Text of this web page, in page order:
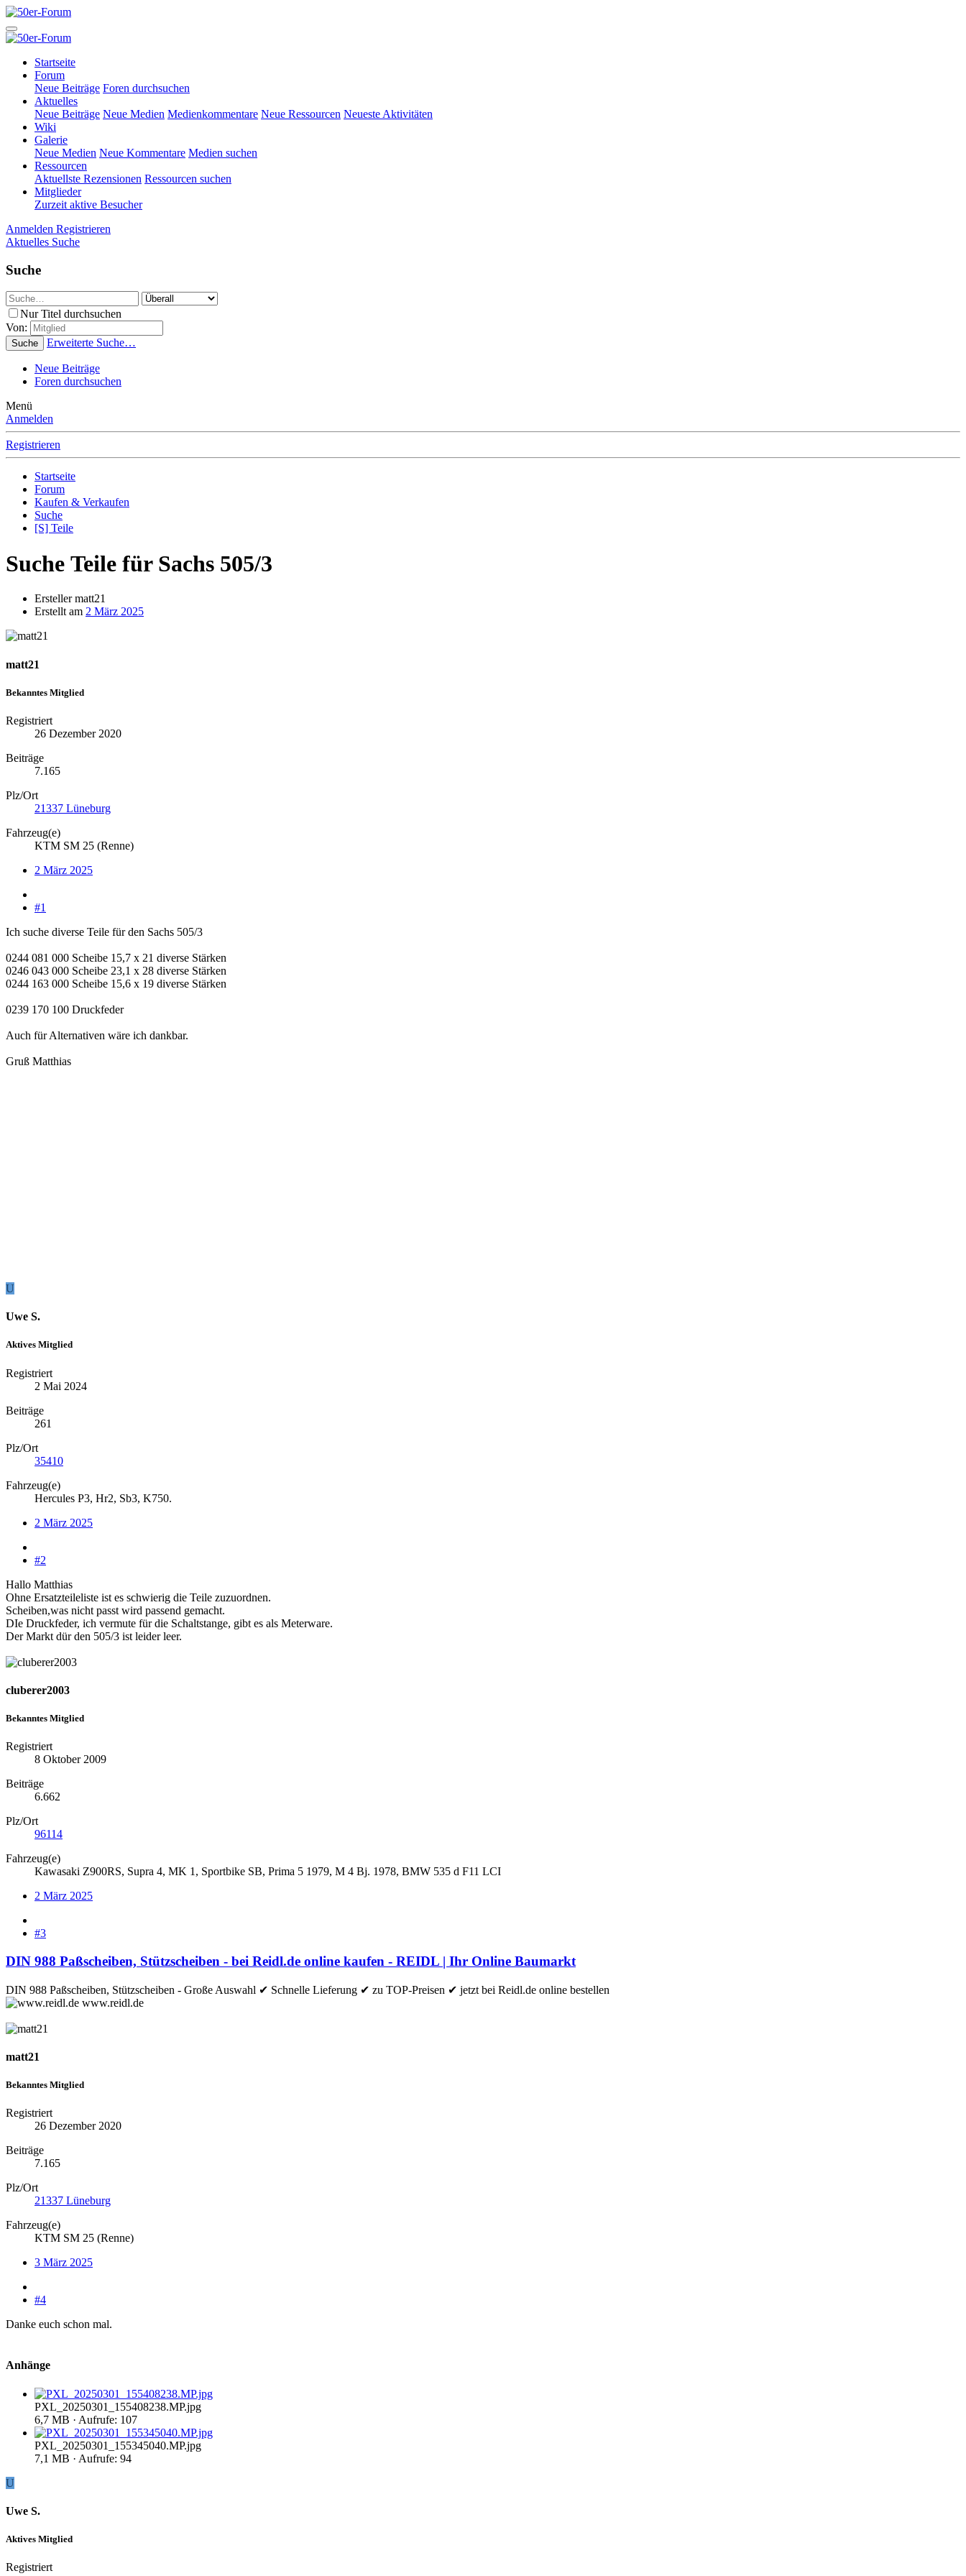
Startseite
Forum
Neue Beiträge Foren durchsuchen
Aktuelles
Neue Beiträge Neue Medien Medienkommentare Neue Ressourcen Neueste Aktivitäten
Wiki
Galerie
Neue Medien Neue Kommentare Medien suchen
Ressourcen
Aktuellste Rezensionen Ressourcen suchen
Mitglieder
Zurzeit aktive Besucher
Anmelden Registrieren
Aktuelles Suche
Suche
Nur Titel durchsuchen
Von:
Suche Erweiterte Suche…
Neue Beiträge
Foren durchsuchen
Menü
Anmelden
Registrieren
Startseite
Forum
Kaufen & Verkaufen
Suche
[S] Teile
Suche Teile für Sachs 505/3
Erstellermatt21
Erstellt am 2 März 2025
matt21
Bekanntes Mitglied
Registriert
26 Dezember 2020
Beiträge
7.165
Plz/Ort
21337 Lüneburg
Fahrzeug(e)
KTM SM 25 (Renne)
2 März 2025
#1
Ich suche diverse Teile für den Sachs 505/3
0244 081 000 Scheibe 15,7 x 21 diverse Stärken
0246 043 000 Scheibe 23,1 x 28 diverse Stärken
0244 163 000 Scheibe 15,6 x 19 diverse Stärken
0239 170 100 Druckfeder
Auch für Alternativen wäre ich dankbar.
Gruß Matthias
U
Uwe S.
Aktives Mitglied
Registriert
2 Mai 2024
Beiträge
261
Plz/Ort
35410
Fahrzeug(e)
Hercules P3, Hr2, Sb3, K750.
2 März 2025
#2
Hallo Matthias
Ohne Ersatzteileliste ist es schwierig die Teile zuzuordnen.
Scheiben,was nicht passt wird passend gemacht.
DIe Druckfeder, ich vermute für die Schaltstange, gibt es als Meterware.
Der Markt dür den 505/3 ist leider leer.
cluberer2003
Bekanntes Mitglied
Registriert
8 Oktober 2009
Beiträge
6.662
Plz/Ort
96114
Fahrzeug(e)
Kawasaki Z900RS, Supra 4, MK 1, Sportbike SB, Prima 5 1979, M 4 Bj. 1978, BMW 535 d F11 LCI
2 März 2025
#3
DIN 988 Paßscheiben, Stützscheiben - bei Reidl.de online kaufen - REIDL | Ihr Online Baumarkt
DIN 988 Paßscheiben, Stützscheiben - Große Auswahl ✔ Schnelle Lieferung ✔ zu TOP-Preisen ✔ jetzt bei Reidl.de online bestellen
www.reidl.de
matt21
Bekanntes Mitglied
Registriert
26 Dezember 2020
Beiträge
7.165
Plz/Ort
21337 Lüneburg
Fahrzeug(e)
KTM SM 25 (Renne)
3 März 2025
#4
Danke euch schon mal.
Anhänge
PXL_20250301_155408238.MP.jpg
6,7 MB · Aufrufe: 107
PXL_20250301_155345040.MP.jpg
7,1 MB · Aufrufe: 94
U
Uwe S.
Aktives Mitglied
Registriert